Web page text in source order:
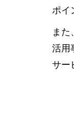
ポイ
また
活用
サー